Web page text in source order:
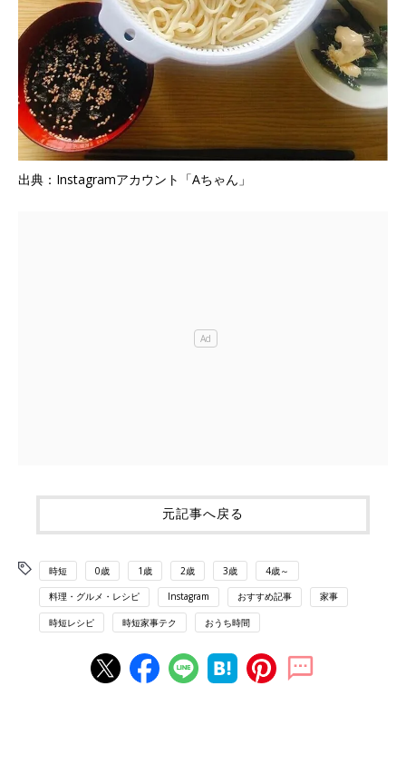
出典：Instagramアカウント「Aちゃん」
元記事へ戻る
時短 0歳 1歳 2歳 3歳 4歳～
料理・グルメ・レシピ Instagram おすすめ記事 家事
時短レシピ 時短家事テク おうち時間